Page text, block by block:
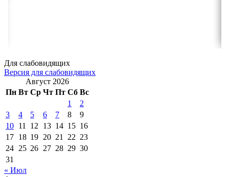
Для слабовидящих
Версия для слабовидящих
Август 2026
Пн Вт Ср Чт Пт Сб Вс
1
2
3
4 5 6 7 8
9
10 11 12 13 14 15 16
17 18 19 20 21 22 23
24 25 26 27 28 29 30
31
« Июл